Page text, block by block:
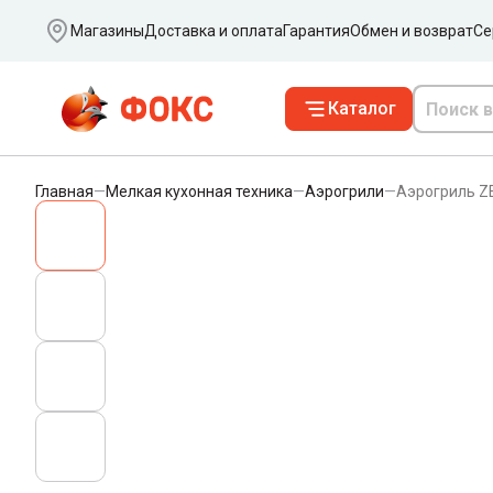
Ваш город
МагазиныДоставка и оплатаГарантияОбмен и возврат
Каталог
Главная—Мелкая кухонная техника—Аэрогрили—Аэрогриль